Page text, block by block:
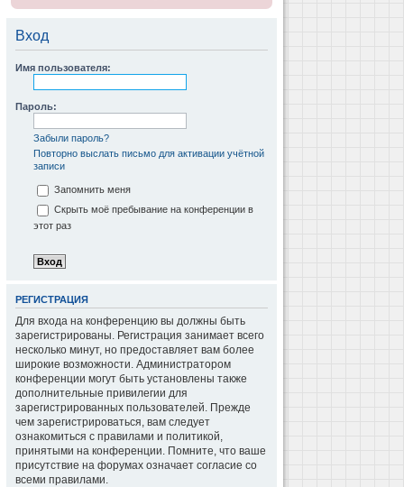
Вход
Имя пользователя:
Пароль:
Забыли пароль?
Повторно выслать письмо для активации учётной
записи
Запомнить меня
Скрыть моё пребывание на конференции в
этот раз
РЕГИСТРАЦИЯ
Для входа на конференцию вы должны быть
зарегистрированы. Регистрация занимает всего
несколько минут, но предоставляет вам более
широкие возможности. Администратором
конференции могут быть установлены также
дополнительные привилегии для
зарегистрированных пользователей. Прежде
чем зарегистрироваться, вам следует
ознакомиться с правилами и политикой,
принятыми на конференции. Помните, что ваше
присутствие на форумах означает согласие со
всеми правилами.